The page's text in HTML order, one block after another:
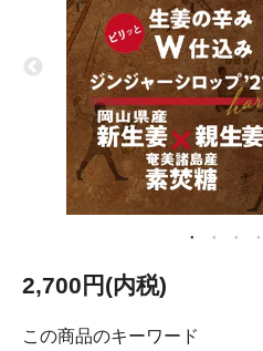
2,700円(内税)
この商品のキーワード